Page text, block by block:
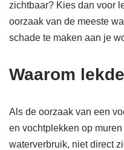
zichtbaar? Kies dan voor
oorzaak van de meeste
schade te maken aan je
Waarom
Als de oorzaak van een
en vochtplekken op
waterverbruik, niet direct